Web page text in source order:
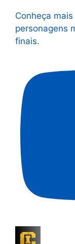
Conheça
personagens
finais.